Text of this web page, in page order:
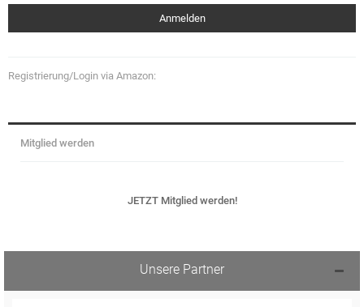
Registrierung/Login via Amazon:
Mitglied werden
JETZT Mitglied werden!
Unsere Partner